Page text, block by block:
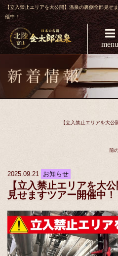
【立入禁止エリアを大公開】温泉の裏側全部見せ
催中！
menu
【立入禁止エリアを大公
前
2025.09.21 お知らせ
【立入禁止エリアを大
見せますツアー開催中！